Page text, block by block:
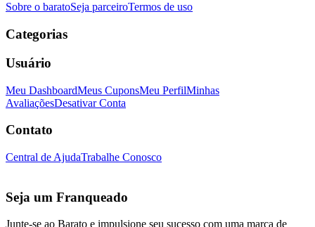
Sobre o baratoSeja parceiroTermos de uso
Categorias
Usuário
Meu DashboardMeus CuponsMeu PerfilMinhas
AvaliaçõesDesativar Conta
Contato
Central de AjudaTrabalhe Conosco
Seja um Franqueado
Junte-se ao Barato e impulsione seu sucesso com uma marca de